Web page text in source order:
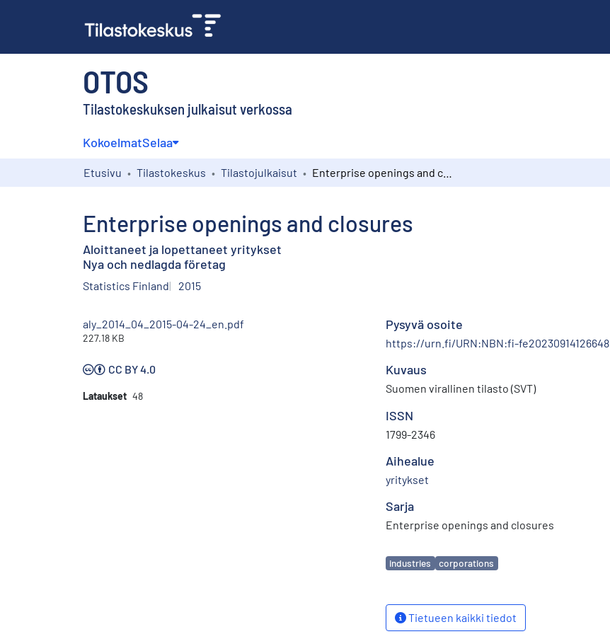
OTOS
Tilastokeskuksen julkaisut verkossa
KokoelmatSelaa
Etusivu Tilastokeskus Tilastojulkaisut
Enterprise openings and closures
Aloittaneet ja lopettaneet yritykset
Nya och nedlagda företag
Statistics Finland 2015
aly_2014_04_2015-04-24_en.pdf
227.18 KB
CC BY 4.0
Lataukset 48
Pysyvä osoite
https://urn.fi/URN:NBN:fi-fe20230914126648
Kuvaus
Suomen virallinen tilasto (SVT)
ISSN
1799-2346
Aihealue
yritykset
Sarja
Enterprise openings and closures
Avainsanat
industries corporations
Tietueen kaikki tiedot